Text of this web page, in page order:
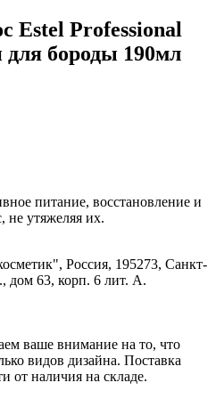
Estel Professional
бороды 190мл
питание, восстановление и
не утяжеляя их.
Россия, 195273, Санкт-
дом 63, корп. 6 лит. А.
ваше внимание на то, что
видов дизайна. Поставка
от наличия на складе.